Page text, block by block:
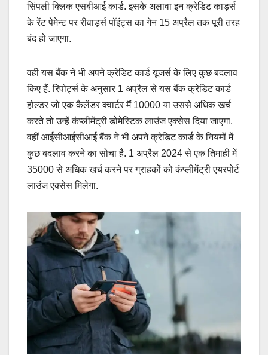
सिंपली क्लिक एसबीआई कार्ड. इसके अलावा इन क्रेडिट कार्ड्स
के रेंट पेमेन्ट पर रीवार्ड्स पॉइंट्स का गेन 15 अप्रैल तक पूरी तरह
बंद हो जाएगा.
वही यस बैंक ने भी अपने क्रेडिट कार्ड यूजर्स के लिए कुछ बदलाव
किए हैं. रिपोर्ट्स के अनुसार 1 अप्रैल से यस बैंक क्रेडिट कार्ड
होल्डर जो एक कैलेंडर क्वार्टर मैं 10000 या उससे अधिक खर्च
करते तो उन्हें कंप्लीमेंट्री डोमेस्टिक लाउंज एक्सेस दिया जाएगा.
वहीं आईसीआईसीआई बैंक ने भी अपने क्रेडिट कार्ड के नियमों में
कुछ बदलाव करने का सोचा है. 1 अप्रैल 2024 से एक तिमाही में
35000 से अधिक खर्च करने पर ग्राहकों को कंप्लीमेंट्री एयरपोर्ट
लाउंज एक्सेस मिलेगा.